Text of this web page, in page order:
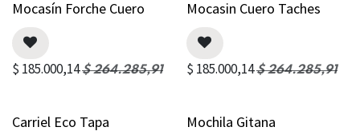
Mocasín Forche Cuero
$ 185.000,14$264.285,91
Mocasin Cuero Taches
$ 185.000,14$264.285,91
Carriel Eco Tapa Mochila Gitana